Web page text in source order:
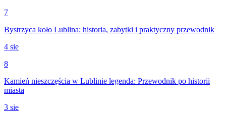
7
Bystrzyca koło Lublina: historia, zabytki i praktyczny przewodnik
4 sie
8
Kamień nieszczęścia w Lublinie legenda: Przewodnik po historii
miasta
3 sie